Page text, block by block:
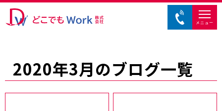
メニュー
2020年3月のブログ一覧